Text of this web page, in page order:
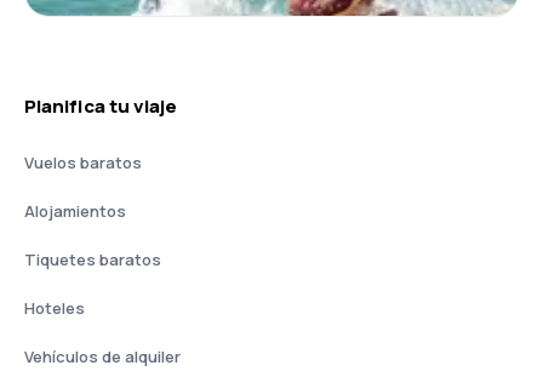
Planifica tu viaje
Vuelos baratos
Alojamientos
Tiquetes baratos
Hoteles
Vehículos de alquiler